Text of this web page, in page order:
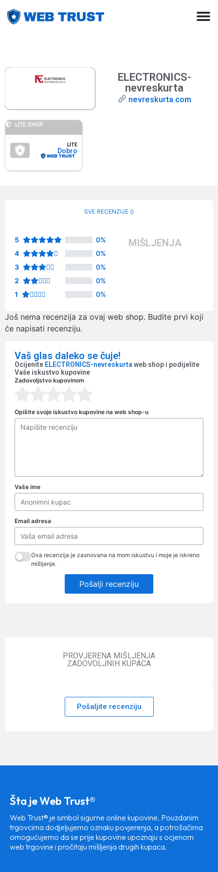
ELECTRONICS-
nevreskurta
nevreskurta.com
LITE SHOP
LITE
Dobro
SVE RECENZIJE ()
5
0%
4
0%
3
0%
2
0%
1
0%
MIŠLJENJA
Još nema recenzija za ovaj web shop. Budite prvi koji
će napisati recenziju.
Vaš glas daleko se čuje!
Ocijenite ELECTRONICS-nevreskurta web shop i podijelite
Vaše iskustvo kupovine
Zadovoljstvo kupovinom
Opišite svoje iskustvo kupovine na web shop-u
Vaše ime
Email adresa
Ova recenzija je zasnovana na mom iskustvu i moje je iskreno
mišljenje.
Pošalji recenziju
PROVJERENA MIŠLJENJA
ZADOVOLJNIH KUPACA
Pošaljite recenziju
Šta je Web Trust®
Web Trust® je simbol sigurne online kupovine. Pouzdanim
trgovcima dodjeljujemo oznaku povjerenja, a potrošačima
omogućujemo da se prije kupovine upoznaju s ocjenom
web trgovine i pročitaju mišljenja drugih kupaca.